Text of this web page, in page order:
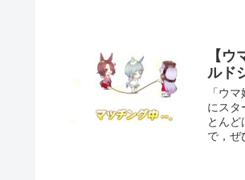
【
ルド
「ウ
にスタ
とん
で，ぜ